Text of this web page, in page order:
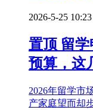
2026-5-25 10:23
置顶 留
预算，这
2026年留学市
产家庭望而却